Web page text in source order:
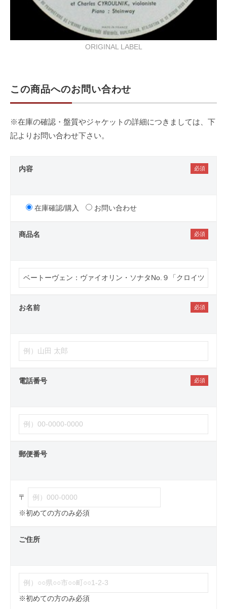
ORIGINAL LABEL
この商品へのお問い合わせ
※在庫の確認・盤質やジャケットの詳細につきましては、下
記よりお問い合わせ下さい。
内容
在庫確認/購入 お問い合わせ
商品名
お名前
電話番号
郵便番号
〒
※初めての方のみ必須
ご住所
※初めての方のみ必須